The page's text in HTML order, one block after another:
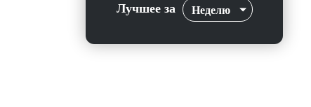
Лучшее за Неделю